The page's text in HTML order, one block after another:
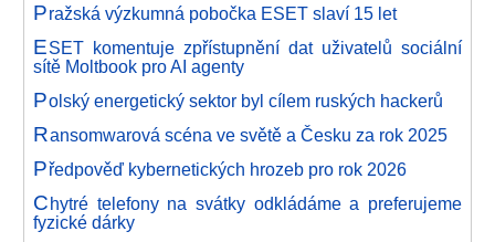
Pražská výzkumná pobočka ESET slaví 15 let
ESET komentuje zpřístupnění dat uživatelů sociální
sítě Moltbook pro AI agenty
Polský energetický sektor byl cílem ruských hackerů
Ransomwarová scéna ve světě a Česku za rok 2025
Předpověď kybernetických hrozeb pro rok 2026
Chytré telefony na svátky odkládáme a preferujeme
fyzické dárky